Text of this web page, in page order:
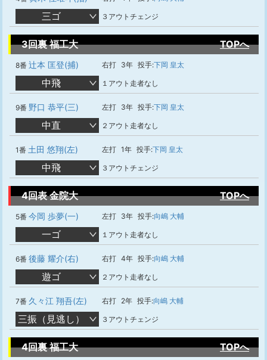
三ゴ ３アウトチェンジ
3回裏 福工大 TOPへ
8番 辻本 匡登(捕) 右打 3年 投手:下岡 皇太
中飛 １アウト走者なし
9番 野口 恭平(三) 左打 3年 投手:下岡 皇太
中直 ２アウト走者なし
1番 土田 悠翔(左) 左打 1年 投手:下岡 皇太
中飛 ３アウトチェンジ
4回表 金院大 TOPへ
5番 今岡 歩夢(一) 左打 3年 投手:向嶋 大輔
一ゴ １アウト走者なし
6番 後藤 耀介(右) 右打 4年 投手:向嶋 大輔
遊ゴ ２アウト走者なし
7番 久々江 翔吾(左) 右打 2年 投手:向嶋 大輔
三振（見逃し） ３アウトチェンジ
4回裏 福工大 TOPへ